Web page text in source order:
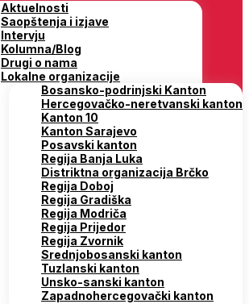
Aktuelnosti
Saopštenja i izjave
Intervju
Kolumna/Blog
Drugi o nama
Lokalne organizacije
Bosansko-podrinjski Kanton
Hercegovačko-neretvanski kanton
Kanton 10
Kanton Sarajevo
Posavski kanton
Regija Banja Luka
Distriktna organizacija Brčko
Regija Doboj
Regija Gradiška
Regija Modriča
Regija Prijedor
Regija Zvornik
Srednjobosanski kanton
Tuzlanski kanton
Unsko-sanski kanton
Zapadnohercegovački kanton